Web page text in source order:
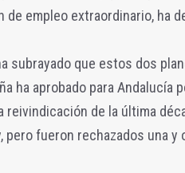
de empleo extraordinario, ha
subrayado que estos dos
ha aprobado para
reivindicación de la última
pero fueron rechazados una